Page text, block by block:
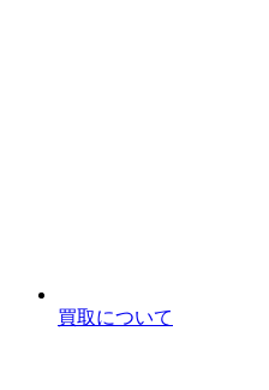
買取について